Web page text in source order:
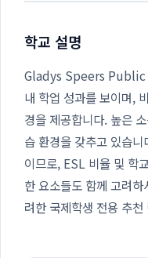
학교 설명
Gladys Speers Public
내 학업 성과를 보이며,
경을 제공합니다. 높은
습 환경을 갖추고 있습
이므로, ESL 비율 및 학
한 요소들도 함께 고려
려한 국제학생 전용 추